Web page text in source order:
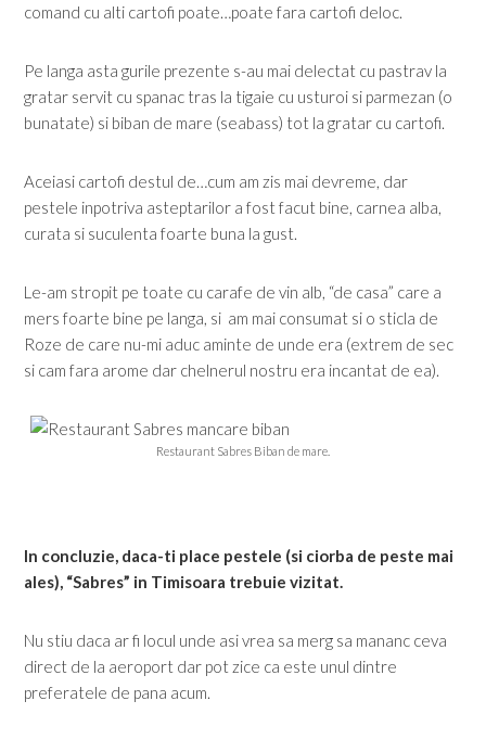
comand cu alti cartofi poate…poate fara cartofi deloc.
Pe langa asta gurile prezente s-au mai delectat cu pastrav la
gratar servit cu spanac tras la tigaie cu usturoi si parmezan (o
bunatate) si biban de mare (seabass) tot la gratar cu cartofi.
Aceiasi cartofi destul de…cum am zis mai devreme, dar
pestele inpotriva asteptarilor a fost facut bine, carnea alba,
curata si suculenta foarte buna la gust.
Le-am stropit pe toate cu carafe de vin alb, “de casa” care a
mers foarte bine pe langa, si am mai consumat si o sticla de
Roze de care nu-mi aduc aminte de unde era (extrem de sec
si cam fara arome dar chelnerul nostru era incantat de ea).
Restaurant Sabres Biban de mare.
In concluzie, daca-ti place pestele (si ciorba de peste mai
ales), “Sabres” in Timisoara trebuie vizitat.
Nu stiu daca ar fi locul unde asi vrea sa merg sa mananc ceva
direct de la aeroport dar pot zice ca este unul dintre
preferatele de pana acum.